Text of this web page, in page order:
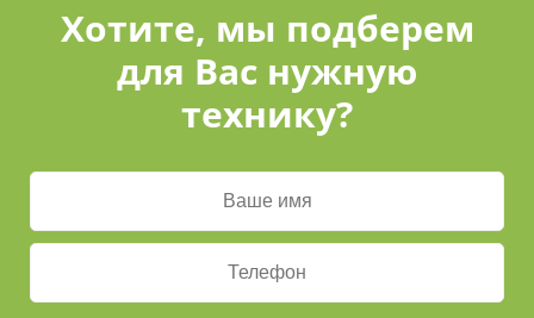
Хотите, мы подберем
для Вас нужную
технику?